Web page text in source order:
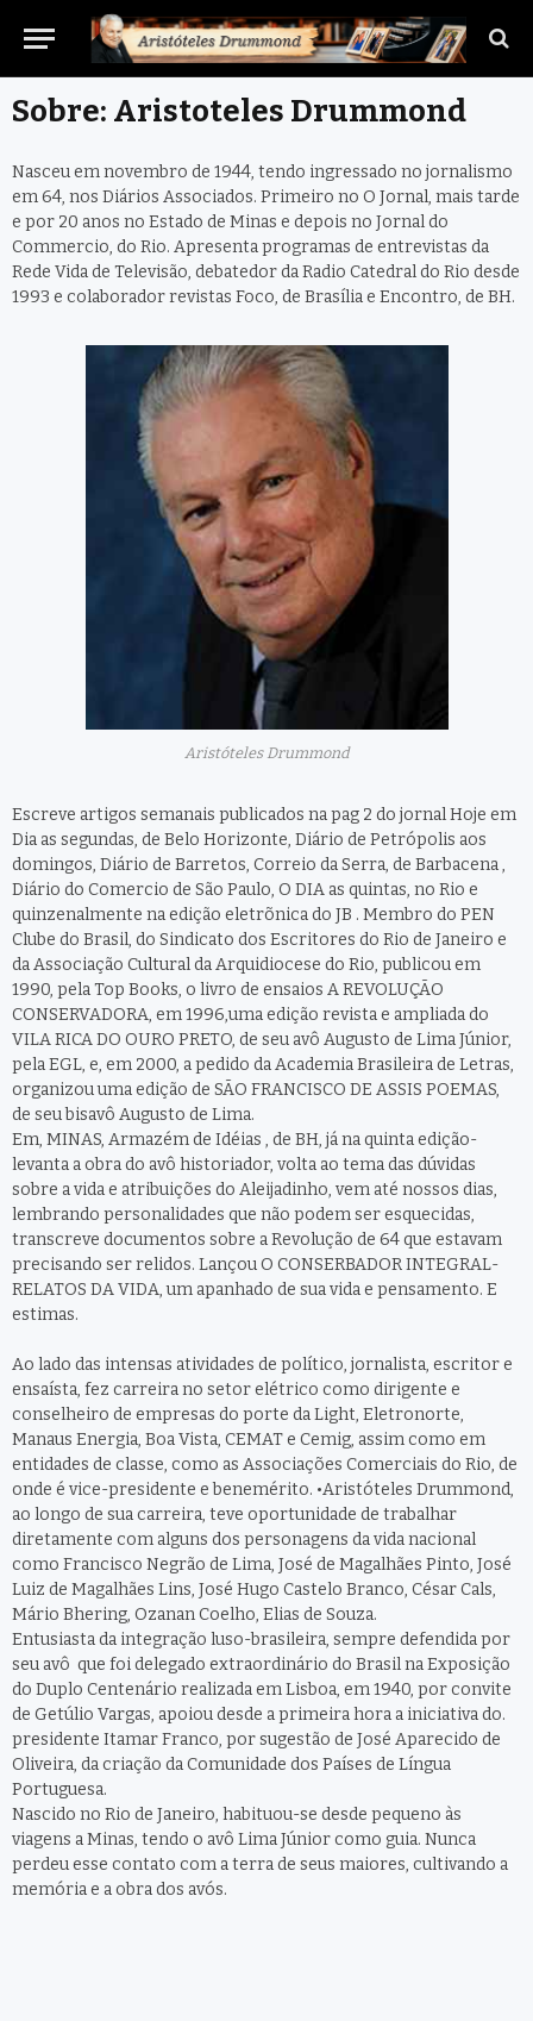
Sobre: Aristoteles Drummond
Nasceu em novembro de 1944, tendo ingressado no jornalismo
em 64, nos Diários Associados. Primeiro no O Jornal, mais tarde
e por 20 anos no Estado de Minas e depois no Jornal do
Commercio, do Rio. Apresenta programas de entrevistas da
Rede Vida de Televisão, debatedor da Radio Catedral do Rio desde
1993 e colaborador revistas Foco, de Brasília e Encontro, de BH.
Aristóteles Drummond
Escreve artigos semanais publicados na pag 2 do jornal Hoje em
Dia as segundas, de Belo Horizonte, Diário de Petrópolis aos
domingos, Diário de Barretos, Correio da Serra, de Barbacena ,
Diário do Comercio de São Paulo, O DIA as quintas, no Rio e
quinzenalmente na edição eletrõnica do JB . Membro do PEN
Clube do Brasil, do Sindicato dos Escritores do Rio de Janeiro e
da Associação Cultural da Arquidiocese do Rio, publicou em
1990, pela Top Books, o livro de ensaios A REVOLUÇÃO
CONSERVADORA, em 1996,uma edição revista e ampliada do
VILA RICA DO OURO PRETO, de seu avô Augusto de Lima Júnior,
pela EGL, e, em 2000, a pedido da Academia Brasileira de Letras,
organizou uma edição de SÃO FRANCISCO DE ASSIS POEMAS,
de seu bisavô Augusto de Lima.
Em, MINAS, Armazém de Idéias , de BH, já na quinta edição-
levanta a obra do avô historiador, volta ao tema das dúvidas
sobre a vida e atribuições do Aleijadinho, vem até nossos dias,
lembrando personalidades que não podem ser esquecidas,
transcreve documentos sobre a Revolução de 64 que estavam
precisando ser relidos. Lançou O CONSERBADOR INTEGRAL-
RELATOS DA VIDA, um apanhado de sua vida e pensamento. E
estimas.
Ao lado das intensas atividades de político, jornalista, escritor e
ensaísta, fez carreira no setor elétrico como dirigente e
conselheiro de empresas do porte da Light, Eletronorte,
Manaus Energia, Boa Vista, CEMAT e Cemig, assim como em
entidades de classe, como as Associações Comerciais do Rio, de
onde é vice-presidente e benemérito. •Aristóteles Drummond,
ao longo de sua carreira, teve oportunidade de trabalhar
diretamente com alguns dos personagens da vida nacional
como Francisco Negrão de Lima, José de Magalhães Pinto, José
Luiz de Magalhães Lins, José Hugo Castelo Branco, César Cals,
Mário Bhering, Ozanan Coelho, Elias de Souza.
Entusiasta da integração luso-brasileira, sempre defendida por
seu avô que foi delegado extraordinário do Brasil na Exposição
do Duplo Centenário realizada em Lisboa, em 1940, por convite
de Getúlio Vargas, apoiou desde a primeira hora a iniciativa do.
presidente Itamar Franco, por sugestão de José Aparecido de
Oliveira, da criação da Comunidade dos Países de Língua
Portuguesa.
Nascido no Rio de Janeiro, habituou-se desde pequeno às
viagens a Minas, tendo o avô Lima Júnior como guia. Nunca
perdeu esse contato com a terra de seus maiores, cultivando a
memória e a obra dos avós.